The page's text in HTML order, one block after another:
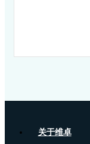
关于维卓